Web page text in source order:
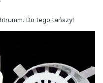
Do tego tańszy!